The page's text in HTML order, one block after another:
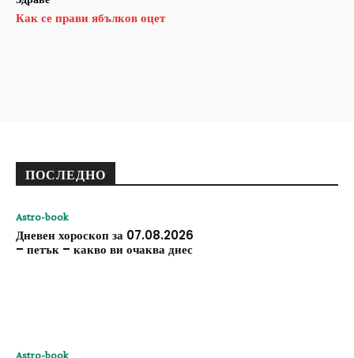
Как се прави ябълков оцет
ПОСЛЕДНО
Astro-book
Дневен хороскоп за 07.08.2026
– петък – какво ви очаква днес
Astro-book